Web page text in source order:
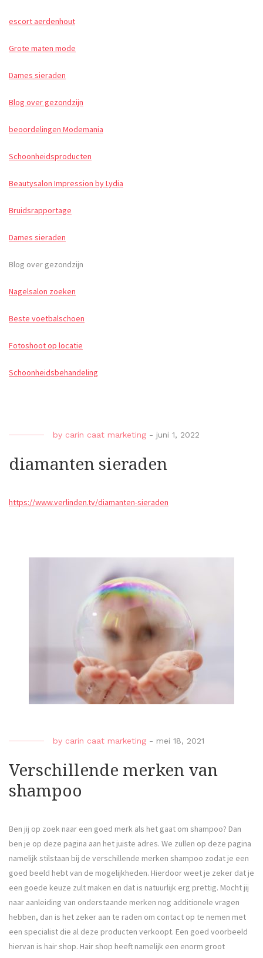
escort aerdenhout
Grote maten mode
Dames sieraden
Blog over gezondzijn
beoordelingen Modemania
Schoonheidsproducten
Beautysalon Impression by Lydia
Bruidsrapportage
Dames sieraden
Blog over gezondzijn
Nagelsalon zoeken
Beste voetbalschoen
Fotoshoot op locatie
Schoonheidsbehandeling
by carin caat marketing - juni 1, 2022
diamanten sieraden
https://www.verlinden.tv/diamanten-sieraden
by carin caat marketing - mei 18, 2021
Verschillende merken van
shampoo
Ben jij op zoek naar een goed merk als het gaat om shampoo? Dan
ben je op deze pagina aan het juiste adres. We zullen op deze pagina
namelijk stilstaan bij de verschillende merken shampoo zodat je een
goed beeld hebt van de mogelijkheden. Hierdoor weet je zeker dat je
een goede keuze zult maken en dat is natuurlijk erg prettig. Mocht jij
naar aanleiding van onderstaande merken nog additionele vragen
hebben, dan is het zeker aan te raden om contact op te nemen met
een specialist die al deze producten verkoopt. Een goed voorbeeld
hiervan is hair shop. Hair shop heeft namelijk een enorm groot